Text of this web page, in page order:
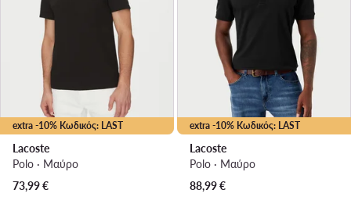
extra -10% Κωδικός: LAST
Lacoste
Polo · Μαύρο
73,99€
extra -10% Κωδικός: LAST
Lacoste
Polo · Μαύρο
88,99€